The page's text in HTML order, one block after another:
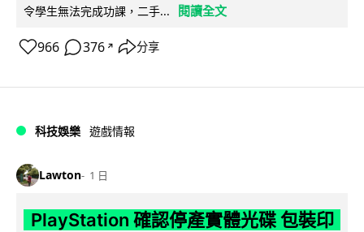
令學生無法完成功課，二手...
閱讀全文
966 376 ↗ 分享
科技娛樂 遊戲情報
Lawton 1 日
PlayStation 確認停產實體光碟 包裝印